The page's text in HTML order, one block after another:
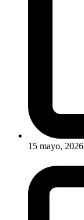
15 mayo, 2026